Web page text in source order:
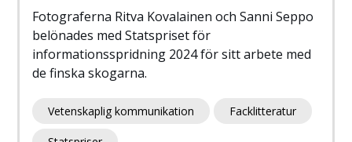
Fotograferna Ritva Kovalainen och Sanni Seppo
belönades med Statspriset för
informationsspridning 2024 för sitt arbete med
de finska skogarna.
Vetenskaplig kommunikation Facklitteratur